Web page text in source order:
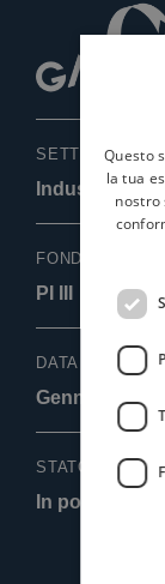
SETTORE
Industriale &
FONDO
PI III
DATA
Gennaio 2019
STATO
In portafoglio
Questo
la tua
nostro